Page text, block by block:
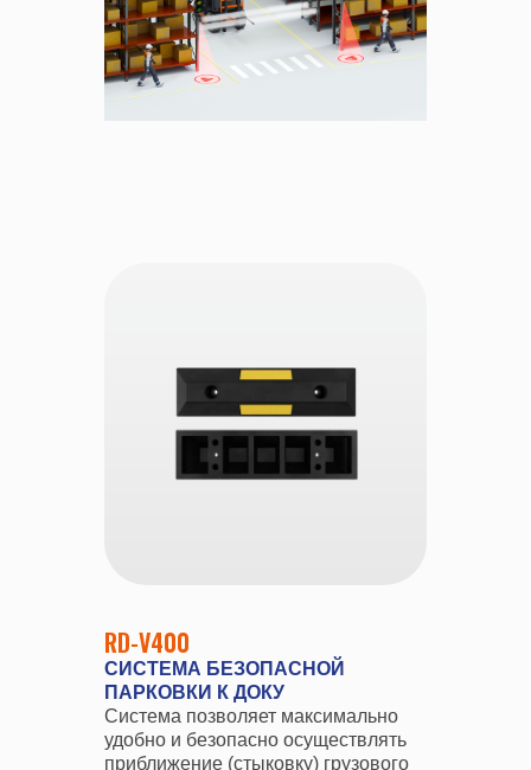
RD-V400
СИСТЕМА БЕЗОПАСНОЙ
ПАРКОВКИ К ДОКУ
Система позволяет максимально
удобно и безопасно осуществлять
приближение (стыковку) грузового